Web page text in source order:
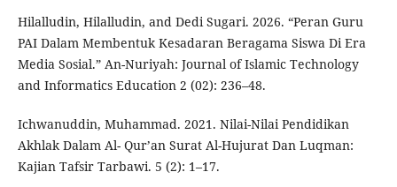
Hilalludin, Hilalludin, and Dedi Sugari. 2026. “Peran Guru
PAI Dalam Membentuk Kesadaran Beragama Siswa Di Era
Media Sosial.” An-Nuriyah: Journal of Islamic Technology
and Informatics Education 2 (02): 236–48.
Ichwanuddin, Muhammad. 2021. Nilai-Nilai Pendidikan
Akhlak Dalam Al- Qur’an Surat Al-Hujurat Dan Luqman:
Kajian Tafsir Tarbawi. 5 (2): 1–17.